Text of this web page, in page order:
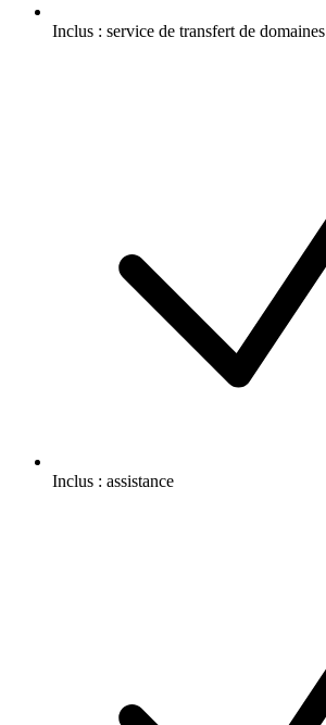
Inclus : service de transfert de domaines
Inclus : assistance